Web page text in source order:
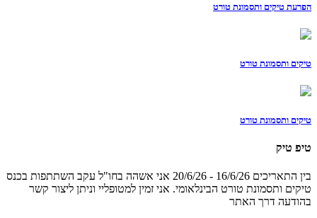
הפרעת טיקים ותסמונת טורט
טיקים ותסמונת טורט
טיקים ותסמונת טורט
טיפ טיק
בין התאריכים 16/6/26 - 20/6/26 אני אשהה בחו"ל עקב השתתפות בכנס
טיקים ותסמונת טורט הבינלאומי. אני זמין למטופליי וניתן ליצור קשר
בהודעה דרך האתר